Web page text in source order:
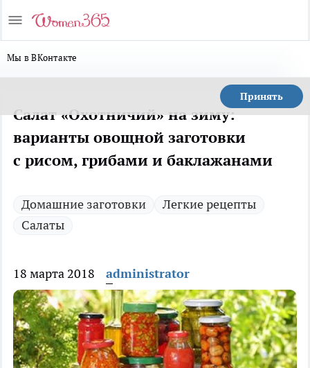
Мы в ВКонтакте
Принять
Салат «Охотничий» на зиму:
варианты овощной заготовки
с рисом, грибами и баклажанами
Домашние заготовки
Легкие рецепты
Салаты
18 марта 2018 administrator